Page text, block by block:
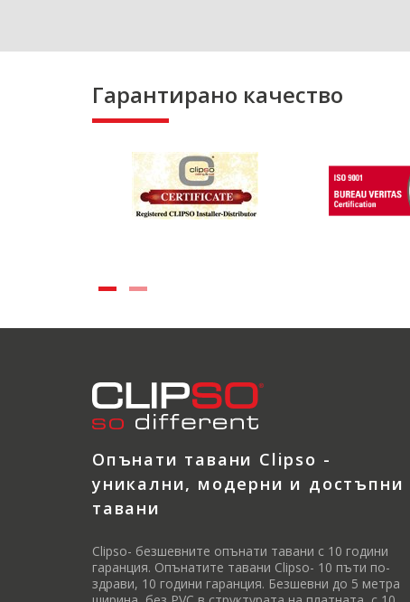
Гарантирано качество
Опънати тавани Clipso -
уникални, модерни и достъпни
тавани
Clipso- безшевните опънати тавани с 10 години
гаранция. Опънатите тавани Clipso- 10 пъти по-
здрави, 10 години гаранция. Безшевни до 5 метра